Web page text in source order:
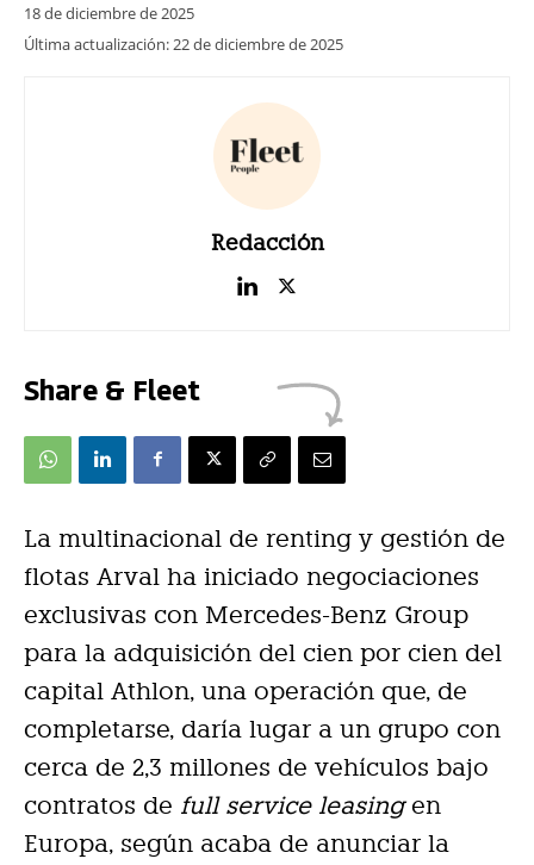
18 de diciembre de 2025
Última actualización:22 de diciembre de 2025
Redacción
Share & Fleet
La multinacional de renting y gestión de
flotas Arval ha iniciado negociaciones
exclusivas con Mercedes-Benz Group
para la adquisición del cien por cien del
capital Athlon, una operación que, de
completarse, daría lugar a un grupo con
cerca de 2,3 millones de vehículos bajo
contratos de full service leasingen
Europa, según acaba de anunciar la